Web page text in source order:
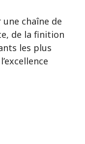
chaîne de
de la finition
les plus